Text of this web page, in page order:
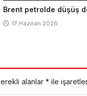
Brent petrolde düşüş
17 Haziran 2026
alanlar * ile